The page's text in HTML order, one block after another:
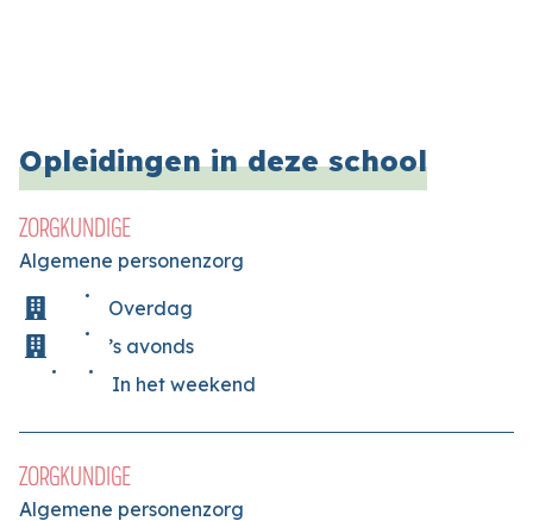
Opleidingen in deze school
ZORGKUNDIGE
Algemene personenzorg
Overdag
’s avonds
In het weekend
ZORGKUNDIGE
Algemene personenzorg